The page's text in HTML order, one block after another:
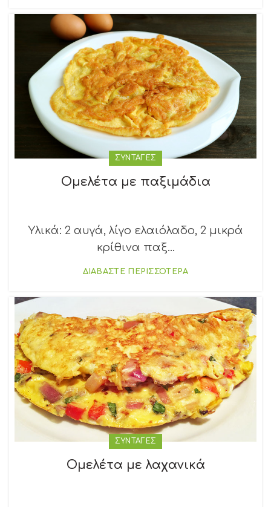
ΣΥΝΤΑΓΕΣ
Ομελέτα με παξιμάδια
Υλικά: 2 αυγά, λίγο ελαιόλαδο, 2 μικρά
κρίθινα παξ...
ΔΙΑΒΑΣΤΕ ΠΕΡΙΣΣΟΤΕΡΑ
ΣΥΝΤΑΓΕΣ
Ομελέτα με λαχανικά